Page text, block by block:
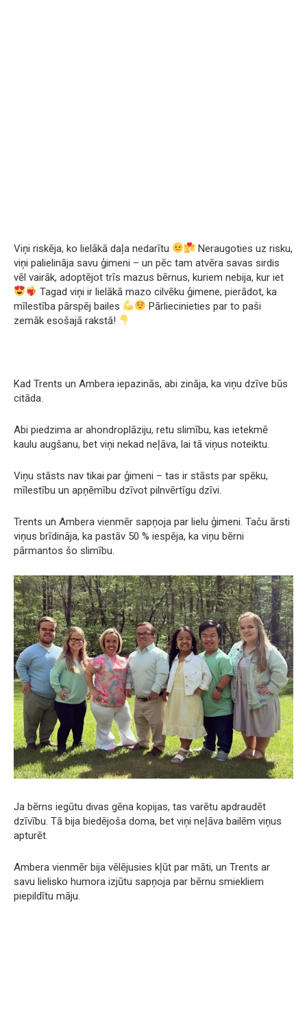
Viņi riskēja, ko lielākā daļa nedarītu
Neraugoties uz risku,
viņi palielināja savu ģimeni – un pēc tam atvēra savas sirdis
vēl vairāk, adoptējot trīs mazus bērnus, kuriem nebija, kur iet
Tagad viņi ir lielākā mazo cilvēku ģimene, pierādot, ka
mīlestība pārspēj bailes
Pārliecinieties par to paši
zemāk esošajā rakstā!
Kad Trents un Ambera iepazinās, abi zināja, ka viņu dzīve būs
citāda.
Abi piedzima ar ahondroplāziju, retu slimību, kas ietekmē
kaulu augšanu, bet viņi nekad neļāva, lai tā viņus noteiktu.
Viņu stāsts nav tikai par ģimeni – tas ir stāsts par spēku,
mīlestību un apņēmību dzīvot pilnvērtīgu dzīvi.
Trents un Ambera vienmēr sapņoja par lielu ģimeni. Taču ārsti
viņus brīdināja, ka pastāv 50 % iespēja, ka viņu bērni
pārmantos šo slimību.
Ja bērns iegūtu divas gēna kopijas, tas varētu apdraudēt
dzīvību. Tā bija biedējoša doma, bet viņi neļāva bailēm viņus
apturēt.
Ambera vienmēr bija vēlējusies kļūt par māti, un Trents ar
savu lielisko humora izjūtu sapņoja par bērnu smiekliem
piepildītu māju.